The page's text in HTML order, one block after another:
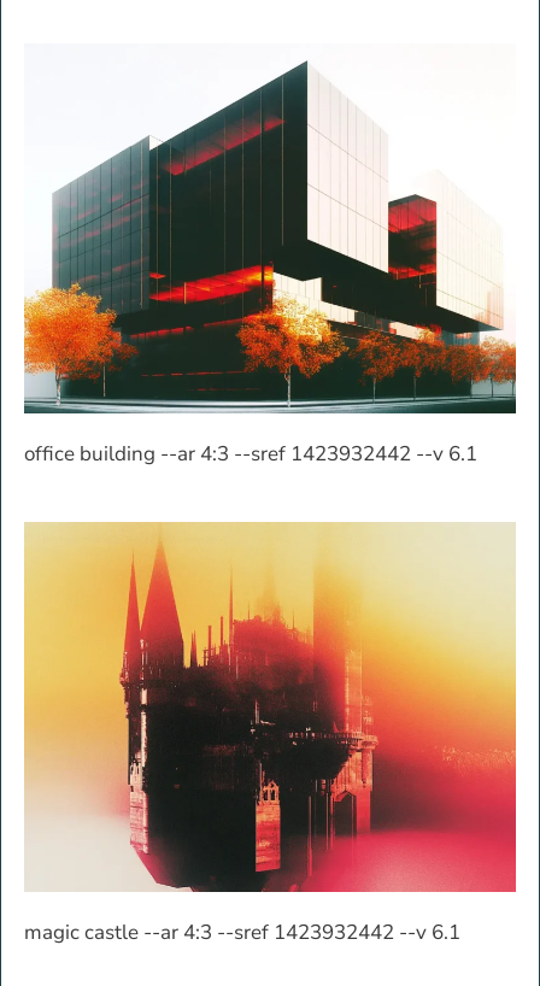
office building --ar 4:3 --sref 1423932442 --v 6.1
magic castle --ar 4:3 --sref 1423932442 --v 6.1